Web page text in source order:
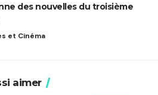
des nouvelles du troisième
et Cinéma
aimer